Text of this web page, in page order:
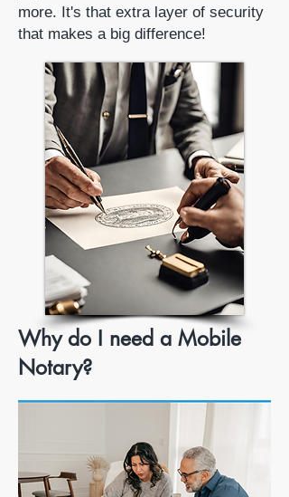
more. It's that extra layer of security
that makes a big difference!
Why do I need a Mobile
Notary?